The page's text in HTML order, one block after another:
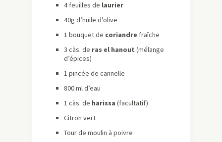
4 feuilles de laurier
40g d’huile d’olive
1 bouquet de coriandre fraîche
3 càs. de ras el hanout (mélange
d’épices)
1 pincée de cannelle
800 ml d’eau
1 càs. de harissa (facultatif)
Citron vert
Tour de moulin à poivre